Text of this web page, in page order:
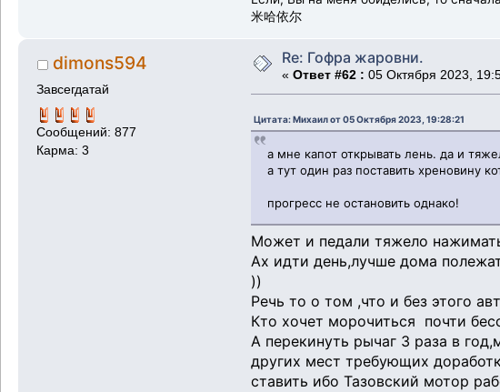
米哈依尔
dimons594
Завсегдатай
Сообщений: 877
Карма: 3
Re: Гофра жаровни.
« Ответ #62 : 05 Октября 2023,
Цитата: Михаил от 05 Октября 2023, 19:28:21
а мне капот открывать лень. да и
а тут один раз поставить хреновину
прогресс не остановить однако!
Может и педали тяжело
Ах идти день,лучше дома
))
Речь то о том ,что и без этого
Кто хочет морочиться почти
А перекинуть рычаг 3 раза в
других мест требующих
ставить ибо Тазовский мотор